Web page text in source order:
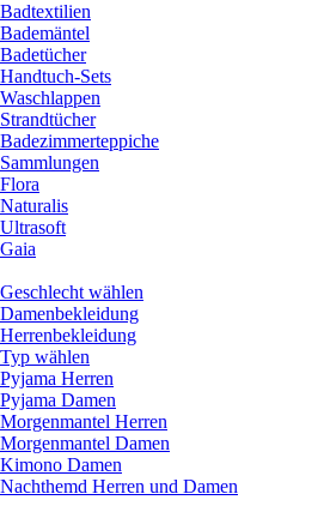
Badtextilien
Bademäntel
Badetücher
Handtuch-Sets
Waschlappen
Strandtücher
Badezimmerteppiche
Sammlungen
Flora
Naturalis
Ultrasoft
Gaia
Geschlecht wählen
Damenbekleidung
Herrenbekleidung
Typ wählen
Pyjama Herren
Pyjama Damen
Morgenmantel Herren
Morgenmantel Damen
Kimono Damen
Nachthemd Herren und Damen